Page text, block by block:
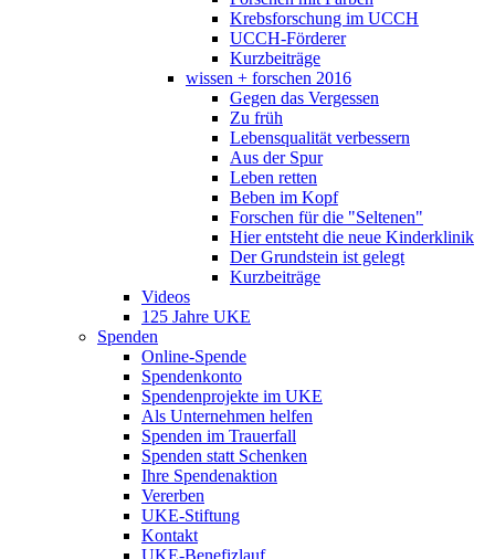
Krebsforschung im UCCH
UCCH-Förderer
Kurzbeiträge
wissen + forschen 2016
Gegen das Vergessen
Zu früh
Lebensqualität verbessern
Aus der Spur
Leben retten
Beben im Kopf
Forschen für die "Seltenen"
Hier entsteht die neue Kinderklinik
Der Grundstein ist gelegt
Kurzbeiträge
Videos
125 Jahre UKE
Spenden
Online-Spende
Spendenkonto
Spendenprojekte im UKE
Als Unternehmen helfen
Spenden im Trauerfall
Spenden statt Schenken
Ihre Spendenaktion
Vererben
UKE-Stiftung
Kontakt
UKE-Benefizlauf